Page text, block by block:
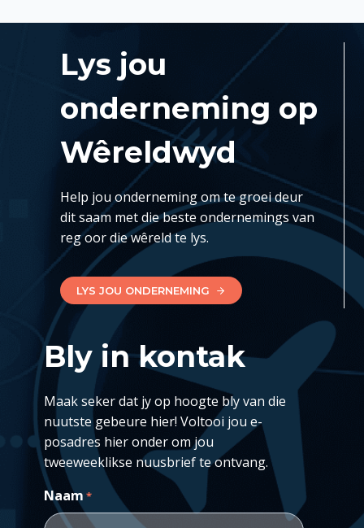
Lys jou
onderneming op
Wêreldwyd
Help jou onderneming om te groei deur
dit saam met die beste ondernemings van
reg oor die wêreld te lys.
LYS JOU ONDERNEMING
Bly in kontak
Maak seker dat jy op hoogte bly van die
nuutste gebeure hier! Voltooi jou e-
posadres hier onder om jou
tweeweeklikse nuusbrief te ontvang.
Naam *